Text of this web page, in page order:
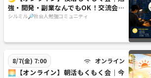
強・開発・副業なんでもOK！交流会あ
り
シルミル🔎社会人勉強コミュニティ
8/7(金) 7:00 オンライン
🌅【オンライン】朝活もくもく会｜今